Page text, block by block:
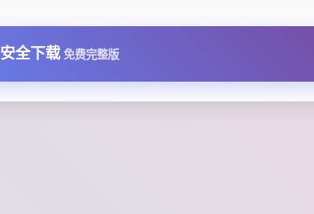
安全下载 免费完整版